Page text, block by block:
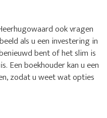
ook vragen
als u een investering in
bent of het slim is
Een boekhouder kan u een
zodat u weet wat opties